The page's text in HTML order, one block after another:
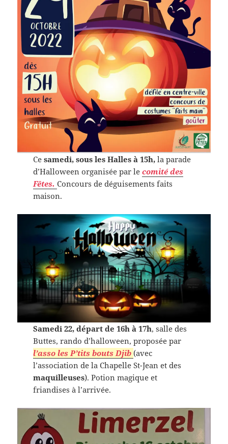
Cesamedi, sous les Halles à 15h, la parade
d’Halloween organisée par le comité des
Fêtes. Concours de déguisements faits
maison.
Samedi 22, départ de 16h à 17h, salle des
Buttes, rando d’halloween, proposée par
l’asso les P’tits bouts Djib (avec
l’association de la Chapelle St-Jean et des
maquilleuses). Potion magique et
friandises à l’arrivée.